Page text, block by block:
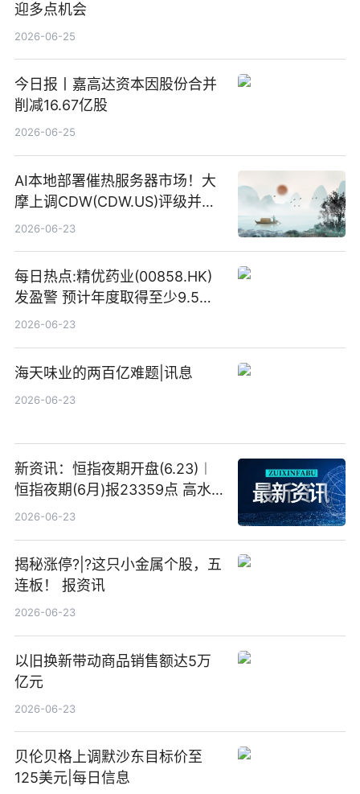
迎多点机会
2026-06-25
今日报丨嘉高达资本因股份合并
削减16.67亿股
2026-06-25
AI本地部署催热服务器市场！大
摩上调CDW(CDW.US)评级并看
高IBM(IBM.US)戴尔(DELL.US)
2026-06-23
每日热点:精优药业(00858.HK)
发盈警 预计年度取得至少9.5亿
港元的亏损 同比盈转亏
2026-06-23
海天味业的两百亿难题|讯息
2026-06-23
新资讯：恒指夜期开盘(6.23)︱
恒指夜期(6月)报23359点 高水
23点
2026-06-23
揭秘涨停?|?这只小金属个股，五
连板！ 报资讯
2026-06-23
以旧换新带动商品销售额达5万
亿元
2026-06-23
贝伦贝格上调默沙东目标价至
125美元|每日信息